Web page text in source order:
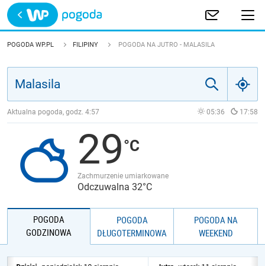
Trwa ładowanie
POLSKA
JAKOŚĆ POWIETRZA
POGODA WP.PL FILIPINY POGODA NA JUTRO - MALASILA
Aktualna pogoda, godz. 4:57 05:36 17:58
29
Zachmurzenie umiarkowane
Odczuwalna 32°C
POGODA
GODZINOWA
POGODA
DŁUGOTERMINOWA
POGODA NA
WEEKEND